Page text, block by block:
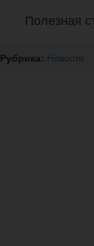
Полезная
Рубрика: Новости